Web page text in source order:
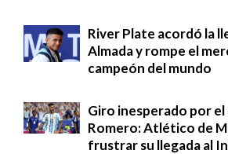
River Plate acordó la
Almada y rompe el
campeón del mundo
Giro inesperado por
Romero: Atlético de
frustrar su llegada al